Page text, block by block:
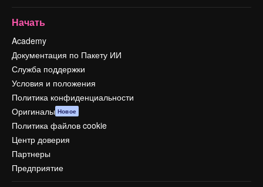
Начать
Academy
Документация по Пакету ИИ
Служба поддержки
Условия и положения
Политика конфиденциальности
Оригиналы Новое
Политика файлов cookie
Центр доверия
Партнеры
Предприятие